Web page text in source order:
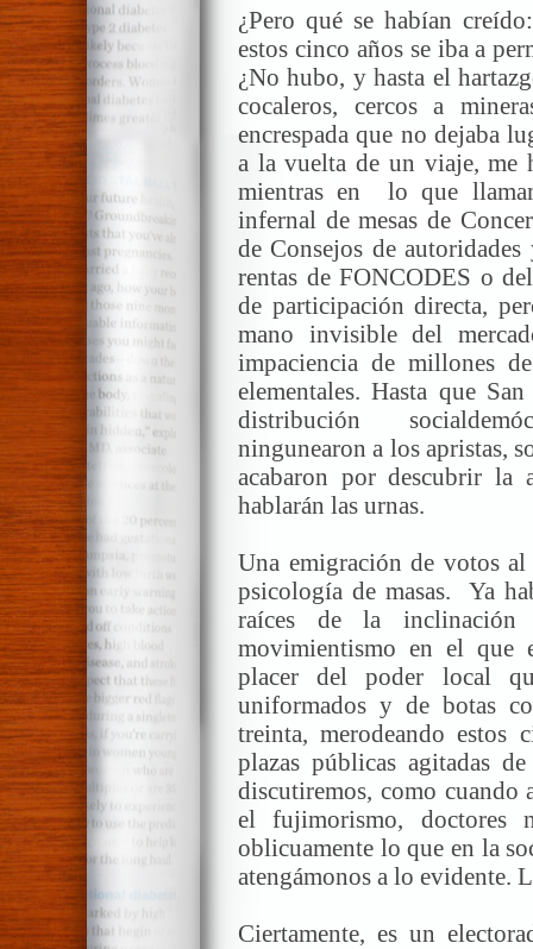
¿Pero qué se habían
estos cinco años se iba a
¿No hubo, y hasta el
cocaleros, cercos a
encrespada que no dejaba
a la vuelta de un viaje, me
mientras en lo que
infernal de mesas de
de Consejos de
rentas de FONCODES o
de participación directa,
mano invisible del
impaciencia de millones
elementales. Hasta que
distribución
ningunearon a los apristas,
acabaron por descubrir la
hablarán las urnas.
Una emigración de votos
psicología de masas. Ya
raíces de la
movimientismo en el que
placer del poder local
uniformados y de botas
treinta, merodeando estos
plazas públicas agitadas
discutiremos, como cuando
el fujimorismo, doctores
oblicuamente lo que en la
atengámonos a lo evidente.
Ciertamente, es un